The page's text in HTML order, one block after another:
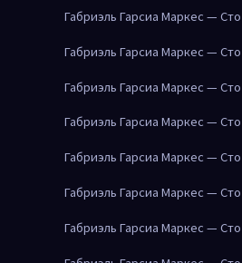
Габриэль Гарсиа Маркес —
Габриэль Гарсиа Маркес —
Габриэль Гарсиа Маркес —
Габриэль Гарсиа Маркес —
Габриэль Гарсиа Маркес —
Габриэль Гарсиа Маркес —
Габриэль Гарсиа Маркес —